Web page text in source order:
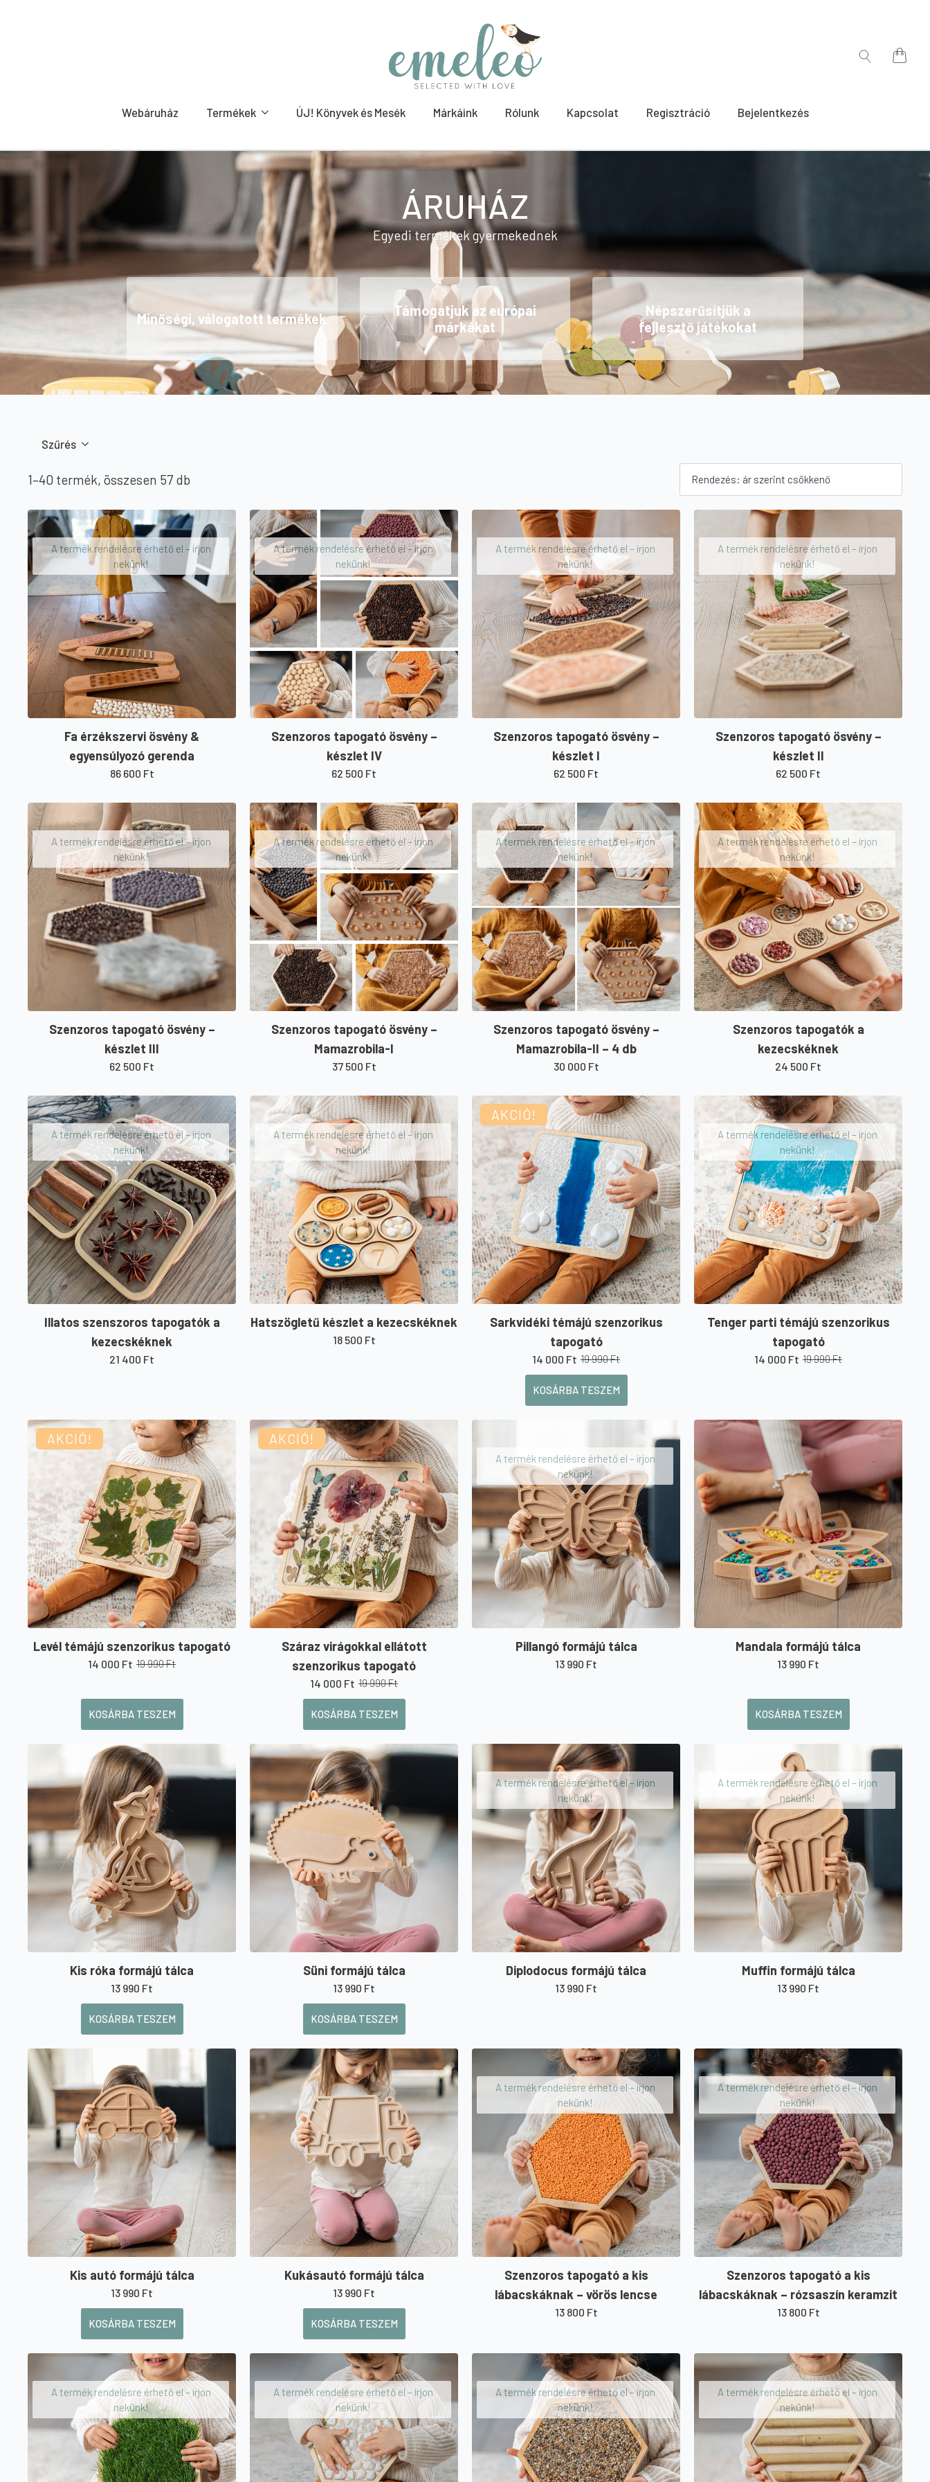
Webáruház Termékek ÚJ! Könyvek és Mesék Márkáink Rólunk Kapcsolat Regisztráció Bejelentkezés
ÁRUHÁZ
Egyedi termékek gyermekednek
Minőségi, válogatott termékek
Támogatjuk az európai
márkákat
Népszerűsítjük a
fejlesztő játékokat
Szűrés
1–40 termék, összesen 57 db
price:
high
to
low
A termék rendelésre érhető el – írjon
nekünk!
Fa érzékszervi ösvény &
egyensúlyozó gerenda
86 600 Ft
A termék rendelésre érhető el – írjon
nekünk!
Szenzoros tapogató ösvény –
készlet IV
62 500 Ft
A termék rendelésre érhető el – írjon
nekünk!
Szenzoros tapogató ösvény –
készlet I
62 500 Ft
A termék rendelésre érhető el – írjon
nekünk!
Szenzoros tapogató ösvény –
készlet II
62 500 Ft
A termék rendelésre érhető el – írjon
nekünk!
Szenzoros tapogató ösvény –
készlet III
62 500 Ft
A termék rendelésre érhető el – írjon
nekünk!
Szenzoros tapogató ösvény –
Mamazrobila-I
37 500 Ft
A termék rendelésre érhető el – írjon
nekünk!
Szenzoros tapogató ösvény –
Mamazrobila-II – 4 db
30 000 Ft
A termék rendelésre érhető el – írjon
nekünk!
Szenzoros tapogatók a
kezecskéknek
24 500 Ft
A termék rendelésre érhető el – írjon
nekünk!
Illatos szenszoros tapogatók a
kezecskéknek
21 400 Ft
A termék rendelésre érhető el – írjon
nekünk!
Hatszögletű készlet a kezecskéknek
18 500 Ft
AKCIÓ!
Sarkvidéki témájú szenzorikus
tapogató
19 990Ft
Original
price
was:
19
990 Ft.
14 000 FtCurrent
price
is:
14
000 Ft.
KOSÁRBA TESZEM
A termék rendelésre érhető el – írjon
nekünk!
Tenger parti témájú szenzorikus
tapogató
19 990Ft
Original
990 Ft.
14 000 FtCurrent
000 Ft.
AKCIÓ!
Levél témájú szenzorikus tapogató
19 990Ft
Original
was:
19
990 Ft.
14 000 FtCurrent
is:
14
000 Ft.
KOSÁRBA TESZEM
AKCIÓ!
Száraz virágokkal ellátott
szenzorikus tapogató
19 990Ft
Original
price
was:
19
990 Ft.
14 000 FtCurrent
price
is:
14
000 Ft.
KOSÁRBA TESZEM
A termék rendelésre érhető el – írjon
nekünk!
Pillangó formájú tálca
13 990 Ft
Mandala formájú tálca
13 990 Ft
KOSÁRBA TESZEM
Kis róka formájú tálca
13 990 Ft
KOSÁRBA TESZEM
Süni formájú tálca
13 990 Ft
KOSÁRBA TESZEM
A termék rendelésre érhető el – írjon
nekünk!
Diplodocus formájú tálca
13 990 Ft
A termék rendelésre érhető el – írjon
nekünk!
Muffin formájú tálca
13 990 Ft
Kis autó formájú tálca
13 990 Ft
KOSÁRBA TESZEM
Kukásautó formájú tálca
13 990 Ft
KOSÁRBA TESZEM
A termék rendelésre érhető el – írjon
nekünk!
Szenzoros tapogató a kis
lábacskáknak – vörös lencse
13 800 Ft
A termék rendelésre érhető el – írjon
nekünk!
Szenzoros tapogató a kis
lábacskáknak – rózsaszín keramzit
13 800 Ft
A termék rendelésre érhető el – írjon
nekünk!
A termék rendelésre érhető el – írjon
nekünk!
A termék rendelésre érhető el – írjon
nekünk!
A termék rendelésre érhető el – írjon
nekünk!